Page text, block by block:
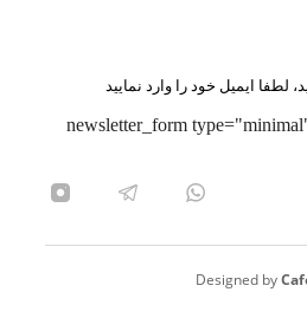
لطفا ایمیل خود را وارد نمایید
[newsletter_form
Designed by